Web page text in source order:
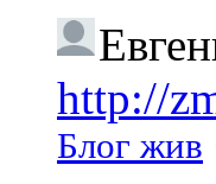
http://
Блог жив